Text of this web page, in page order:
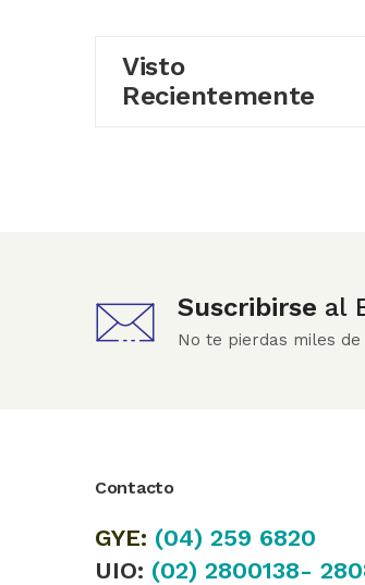
Visto
Recientemente
Suscribirse al
No te pierdas miles
Contacto
GYE: (04) 259 6820
UIO: (02) 2800138-